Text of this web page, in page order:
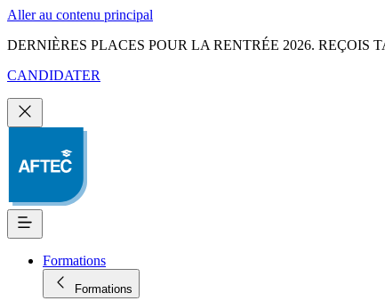
Aller au contenu principal
DERNIÈRES PLACES POUR LA RENTRÉE 2026. REÇOIS
CANDIDATER
Formations
Formations